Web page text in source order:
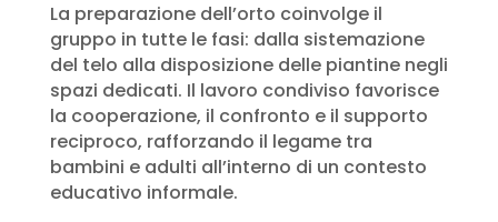
La preparazione dell’orto coinvolge il
gruppo in tutte le fasi: dalla sistemazione
del telo alla disposizione delle piantine negli
spazi dedicati. Il lavoro condiviso favorisce
la cooperazione, il confronto e il supporto
reciproco, rafforzando il legame tra
bambini e adulti all’interno di un contesto
educativo informale.